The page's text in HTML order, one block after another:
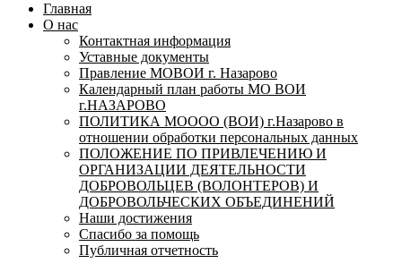
Главная
О нас
Контактная информация
Уставные документы
Правление МОВОИ г. Назарово
Календарный план работы МО ВОИ
г.НАЗАРОВО
ПОЛИТИКА МОООО (ВОИ) г.Назарово в
отношении обработки персональных данных
ПОЛОЖЕНИЕ ПО ПРИВЛЕЧЕНИЮ И
ОРГАНИЗАЦИИ ДЕЯТЕЛЬНОСТИ
ДОБРОВОЛЬЦЕВ (ВОЛОНТЕРОВ) И
ДОБРОВОЛЬЧЕСКИХ ОБЪЕДИНЕНИЙ
Наши достижения
Спасибо за помощь
Публичная отчетность